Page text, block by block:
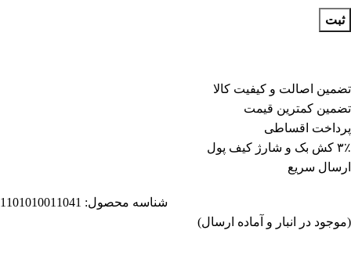
ثبت
تضمین اصالت و کیفیت کالا
تضمین کمترین قیمت
پرداخت اقساطی
۳٪ کش بک و شارژ کیف پول
ارسال سریع
شناسه محصول: 1101010011041
(موجود در انبار و آماده ارسال)